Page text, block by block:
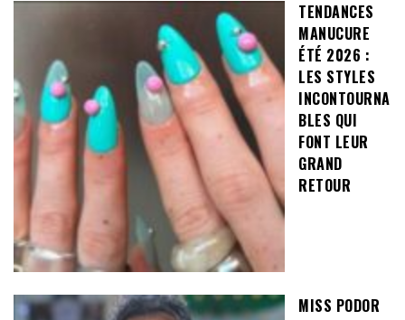
TENDANCES
MANUCURE
ÉTÉ 2026 :
LES STYLES
INCONTOURNA
BLES QUI
FONT LEUR
GRAND
RETOUR
MISS PODOR